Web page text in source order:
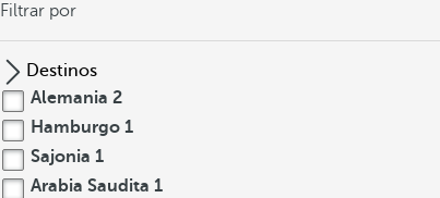
Filtrar por
Destinos
Alemania 2
Hamburgo 1
Sajonia 1
Arabia Saudita 1